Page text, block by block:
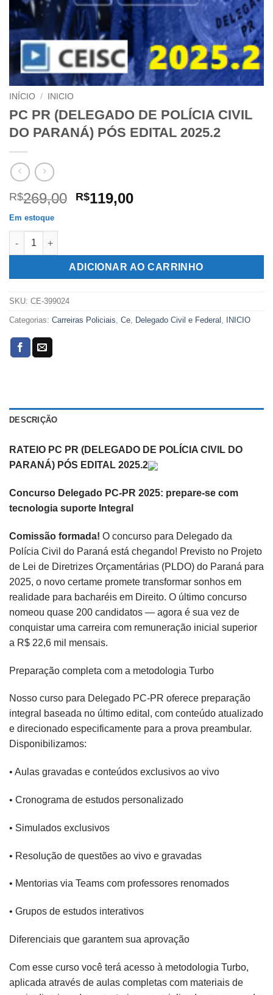
INÍCIO / INICIO
PC PR (DELEGADO DE POLÍCIA CIVIL
DO PARANÁ) PÓS EDITAL 2025.2
R$269,00 O
R$269,00.
R$119,00O
R$119,00.
Em estoque
PC PR (DELEGADO DE POLÍCIA CIVIL DO PARANÁ) PÓS
ADICIONAR AO CARRINHO
SKU: CE-399024
Categorias: Carreiras Policiais, Ce, Delegado Civil e Federal , INICIO
DESCRIÇÃO
RATEIO PC PR (DELEGADO DE POLÍCIA CIVIL DO
PARANÁ) PÓS EDITAL 2025.2
Concurso Delegado PC-PR 2025: prepare-se com
tecnologia suporte Integral
Comissão formada! O concurso para Delegado da
Polícia Civil do Paraná está chegando! Previsto no Projeto
de Lei de Diretrizes Orçamentárias (PLDO) do Paraná para
2025, o novo certame promete transformar sonhos em
realidade para bacharéis em Direito. O último concurso
nomeou quase 200 candidatos — agora é sua vez de
conquistar uma carreira com remuneração inicial superior
a R$ 22,6 mil mensais.
Preparação completa com a metodologia Turbo
Nosso curso para Delegado PC-PR oferece preparação
integral baseada no último edital, com conteúdo atualizado
e direcionado especificamente para a prova preambular.
Disponibilizamos:
• Aulas gravadas e conteúdos exclusivos ao vivo
• Cronograma de estudos personalizado
• Simulados exclusivos
• Resolução de questões ao vivo e gravadas
• Mentorias via Teams com professores renomados
• Grupos de estudos interativos
Diferenciais que garantem sua aprovação
Com esse curso você terá acesso à metodologia Turbo,
aplicada através de aulas completas com materiais de